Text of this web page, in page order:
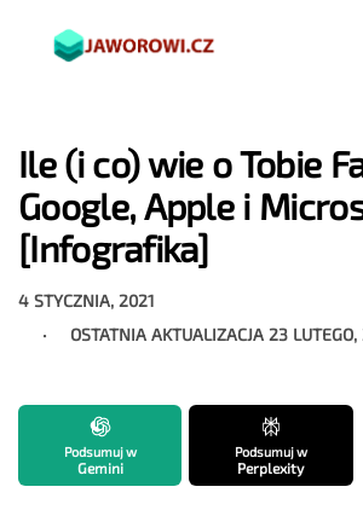
Ile (i co) wie o Tobie
Google, Apple i
[Infografika]
4 STYCZNIA, 2021
OSTATNIA AKTUALIZACJA 23
Podsumuj w
Gemini
Podsumuj w
Perplexity